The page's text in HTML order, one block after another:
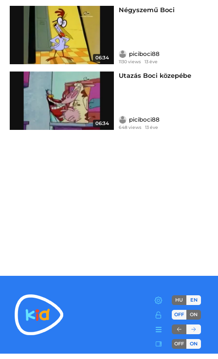
06:34
Négyszemű Boci
piciboci88
1130 views 13 éve
06:34
Utazás Boci közepébe
piciboci88
648 views 13 éve
HU EN
OFF ON
OFF ON